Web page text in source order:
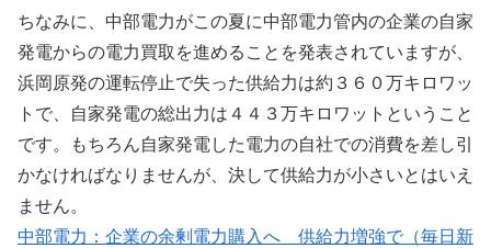
ちなみに、中部電力がこの夏に中部電力管内の企業の自家
発電からの電力買取を進めることを発表されていますが、
浜岡原発の運転停止で失った供給力は約３６０万キロワッ
トで、自家発電の総出力は４４３万キロワットということ
です。もちろん自家発電した電力の自社での消費を差し引
かなければなりませんが、決して供給力が小さいとはいえ
ません。
中部電力：企業の余剰電力購入へ 供給力増強で（毎日新